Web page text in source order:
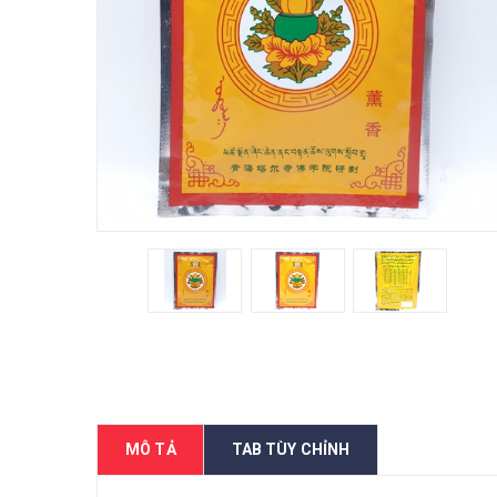
MÔ TẢ TAB TÙY CHỈNH